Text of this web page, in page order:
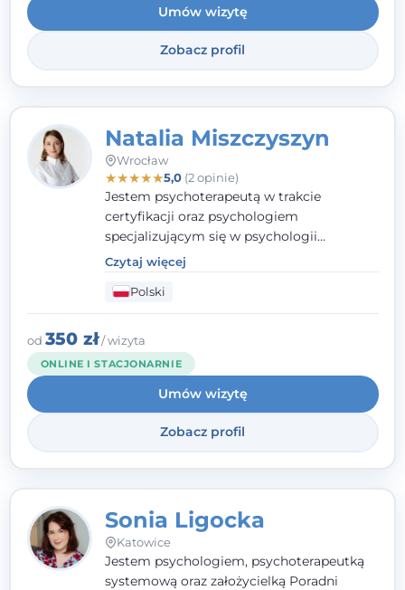
Umów wizytę
Zobacz profil
Natalia Miszczyszyn
Wrocław
★★★★★5,0(2 opinie)
Jestem psychoterapeutą w trakcie
certyfikacji oraz psychologiem
specjalizującym się w psychologii
klinicznej. Ukończyłam również studia
podyplomowe z Praktycznej Diagnozy
Psychologicznej. Aktywnie uczestniczę w
działalności Polskiego Towarzystwa
Psychiatrycznego oraz Polskiego
Towarzystwa Psychologicznego, a także
jestem członkiem nadzwyczajnym
Wielkopolskiego Towarzystwa Terapii
Systemowej.
Czytaj więcej
Polski
od 350 zł/ wizyta
ONLINE I STACJONARNIE
Umów wizytę
Zobacz profil
Sonia Ligocka
Katowice
Jestem psychologiem, psychoterapeutką
systemową oraz założycielką Poradni